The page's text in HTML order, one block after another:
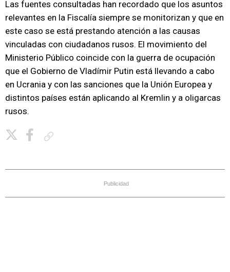
Las fuentes consultadas han recordado que los asuntos
relevantes en la Fiscalía siempre se monitorizan y que en
este caso se está prestando atención a las causas
vinculadas con ciudadanos rusos. El movimiento del
Ministerio Público coincide con la guerra de ocupación
que el Gobierno de Vladímir Putin está llevando a cabo
en Ucrania y con las sanciones que la Unión Europea y
distintos países están aplicando al Kremlin y a oligarcas
rusos.
Publicidad